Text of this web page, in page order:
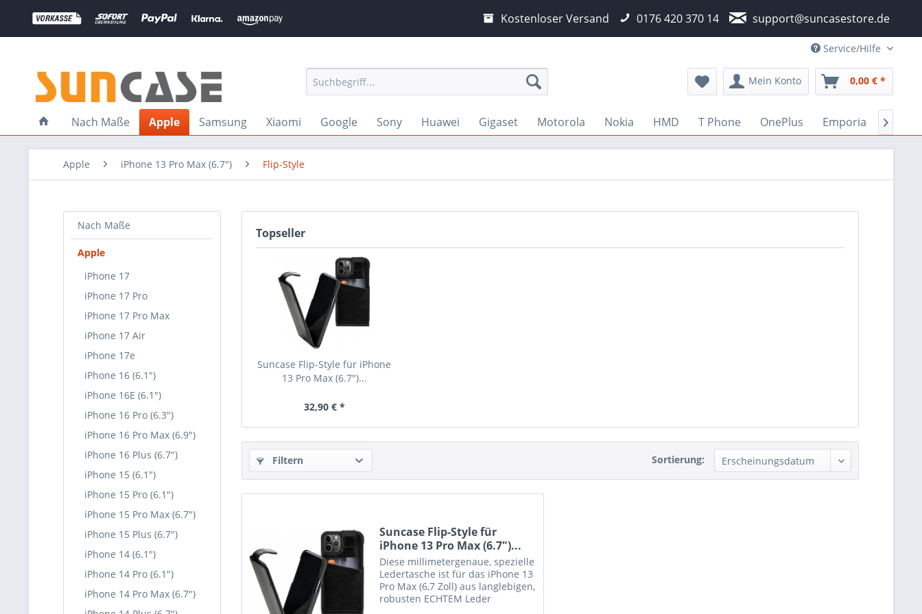
Kostenloser Versand 0176 420 370 14 support@suncasestore.de
Service/Hilfe
Mein Konto 0,00 € *
Nach Maße Apple Samsung Xiaomi Google Sony Huawei Gigaset Motorola Nokia HMD T Phone OnePlus Emporia 
Apple iPhone 13 Pro Max (6.7") Flip-Style
Nach Maße
Apple
iPhone 17
iPhone 17 Pro
iPhone 17 Pro Max
iPhone 17 Air
iPhone 17e
iPhone 16 (6.1")
iPhone 16E (6.1")
iPhone 16 Pro (6.3")
iPhone 16 Pro Max (6.9")
iPhone 16 Plus (6.7")
iPhone 15 (6.1")
iPhone 15 Pro (6.1")
iPhone 15 Pro Max (6.7")
iPhone 15 Plus (6.7")
iPhone 14 (6.1")
iPhone 14 Pro (6.1")
iPhone 14 Pro Max (6.7")
Topseller
Suncase Flip-Style für iPhone
13 Pro Max (6.7")...
32,90 € *
Filtern Sortierung:
Suncase Flip-Style für
iPhone 13 Pro Max (6.7")...
Diese millimetergenaue, spezielle
Ledertasche ist für das iPhone 13
Pro Max (6,7 Zoll) aus langlebigen,
robusten ECHTEM Leder